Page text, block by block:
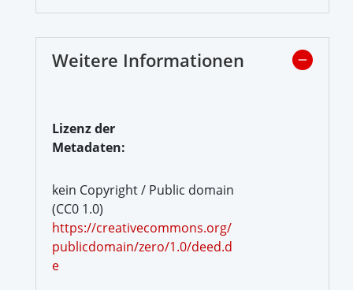
Weitere Informationen
Lizenz der
Metadaten:
kein Copyright / Public domain
(CC0 1.0)
https://creativecommons.org/
publicdomain/zero/1.0/deed.d
e